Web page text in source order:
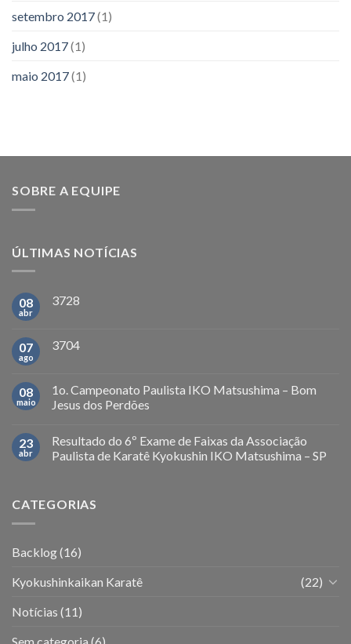
setembro 2017(1)
julho 2017(1)
maio 2017(1)
SOBRE A EQUIPE
ÚLTIMAS NOTÍCIAS
08
abr
3728
07
ago
3704
08
maio
1o. Campeonato Paulista IKO Matsushima – Bom
Jesus dos Perdões
23
abr
Resultado do 6º Exame de Faixas da Associação
Paulista de Karatê Kyokushin IKO Matsushima – SP
CATEGORIAS
Backlog(16)
Kyokushinkaikan Karatê
(22)
Notícias (11)